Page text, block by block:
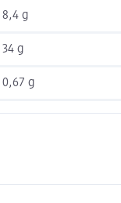
8,4 g
34 g
0,67 g